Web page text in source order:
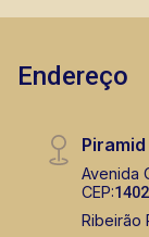
Endereço
Avenida
CEP:
Ribeirão